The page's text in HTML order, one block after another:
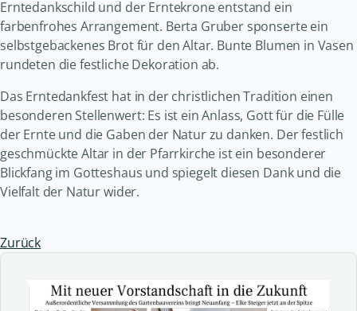
Erntedankschild und der Erntekrone entstand ein
farbenfrohes Arrangement. Berta Gruber sponserte ein
selbstgebackenes Brot für den Altar. Bunte Blumen in Vasen
rundeten die festliche Dekoration ab.
Das Erntedankfest hat in der christlichen Tradition einen
besonderen Stellenwert: Es ist ein Anlass, Gott für die Fülle
der Ernte und die Gaben der Natur zu danken. Der festlich
geschmückte Altar in der Pfarrkirche ist ein besonderer
Blickfang im Gotteshaus und spiegelt diesen Dank und die
Vielfalt der Natur wider.
Zurück